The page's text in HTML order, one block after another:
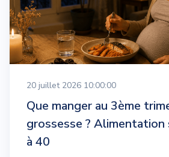
20 juillet 2026 10:00:00
Que manger au 3ème
grossesse ? Alimentation
à 40